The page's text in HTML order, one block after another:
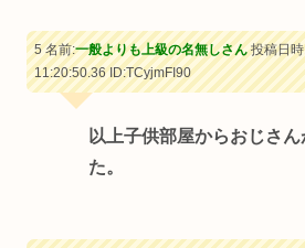
5 名前:一般よりも上級の名無しさん投稿日
11:20:50.36ID:TCyjmFI90
以上子供部屋からおじさ
た。